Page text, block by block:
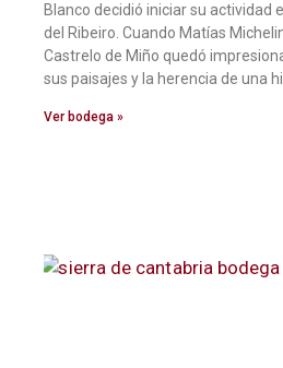
Blanco decidió iniciar su actividad
del Ribeiro. Cuando Matías
Castrelo de Miño quedó
sus paisajes y la herencia de una
Ver bodega »